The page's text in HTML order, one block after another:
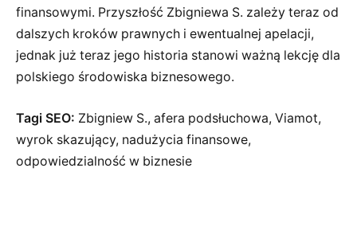
finansowymi. Przyszłość Zbigniewa S. zależy teraz od
dalszych kroków prawnych i ewentualnej apelacji,
jednak już teraz jego historia stanowi ważną lekcję dla
polskiego środowiska biznesowego.
Tagi SEO: Zbigniew S., afera podsłuchowa, Viamot,
wyrok skazujący, nadużycia finansowe,
odpowiedzialność w biznesie